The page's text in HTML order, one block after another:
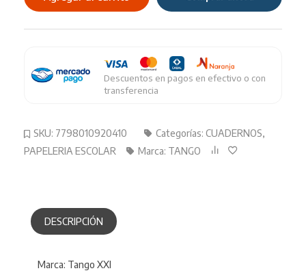
Rayado
SKU: 7798010920410 Categorías: CUADERNOS,
PAPELERIA ESCOLAR
Marca: TANGO
Descuentos en pagos en efectivo o con
transferencia
DESCRIPCIÓN
Marca: Tango XXI